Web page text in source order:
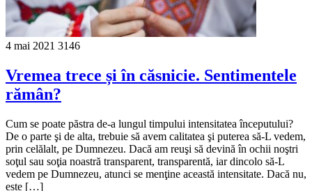
4 mai 2021 3146
Vremea trece și în căsnicie. Sentimentele
rămân?
Cum se poate păstra de-a lungul timpului intensitatea începutului?
De o parte şi de alta, trebuie să avem calitatea şi puterea să-L vedem,
prin celălalt, pe Dumnezeu. Dacă am reuşi să devină în ochii noştri
soţul sau soţia noastră transparent, transparentă, iar dincolo să-L
vedem pe Dumnezeu, atunci se menţine această intensitate. Dacă nu,
este […]